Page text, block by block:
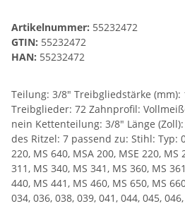
Artikelnummer: 55232472
GTIN: 55232472
HAN: 55232472
Teilung: 3/8" Treibgliedstärke (mm):
Treibglieder: 72 Zahnprofil:
nein Kettenteilung: 3/8" Länge
des Ritzel: 7 passend zu: Stihl: Typ:
220, MS 640, MSA 200, MSE 220, MS
311, MS 340, MS 341, MS 360, MS
440, MS 441, MS 460, MS 650, MS
034, 036, 038, 039, 041, 044, 045,